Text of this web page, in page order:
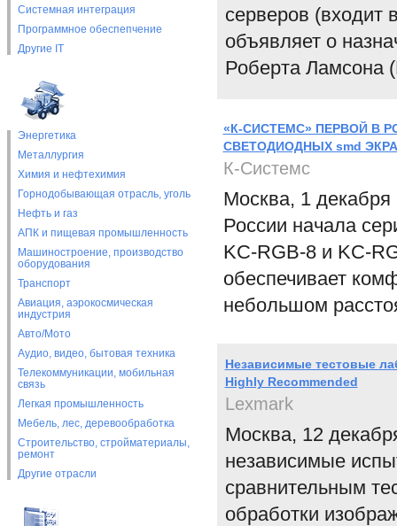
Системная интеграция
Программное обеспепчение
Другие IT
Энергетика
Металлургия
Химия и нефтехимия
Горнодобывающая отрасль, уголь
Нефть и газ
АПК и пищевая промышленность
Машиностроение, производство
оборудования
Транспорт
Авиация, аэрокосмическая
индустрия
Авто/Мото
Аудио, видео, бытовая техника
Телекоммуникации, мобильная
связь
Легкая промышленность
Мебель, лес, деревообработка
Строительство, стройматериалы,
ремонт
Другие отрасли
серверов
объявляет о
Роберта Ламсона
«К-СИСТЕМС» ПЕРВОЙ В
СВЕТОДИОДНЫХ smd
К-Системс
Москва, 1
России начала
KC-RGB-8 и KC-
обеспечивает
небольшом
Независимые тестовые
Highly Recommended
Lexmark
Москва, 12
независимые
сравнительным
обработки